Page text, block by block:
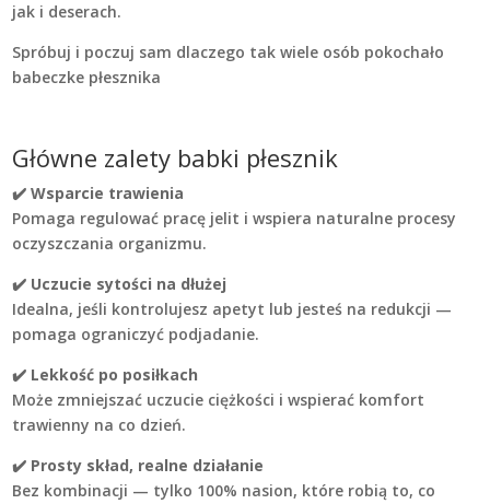
jak i deserach.
Spróbuj i poczuj sam dlaczego tak wiele osób pokochało
babeczke płesznika
Główne zalety babki płesznik
✔️ Wsparcie trawienia
Pomaga regulować pracę jelit i wspiera naturalne procesy
oczyszczania organizmu.
✔️ Uczucie sytości na dłużej
Idealna, jeśli kontrolujesz apetyt lub jesteś na redukcji —
pomaga ograniczyć podjadanie.
✔️ Lekkość po posiłkach
Może zmniejszać uczucie ciężkości i wspierać komfort
trawienny na co dzień.
✔️ Prosty skład, realne działanie
Bez kombinacji — tylko 100% nasion, które robią to, co